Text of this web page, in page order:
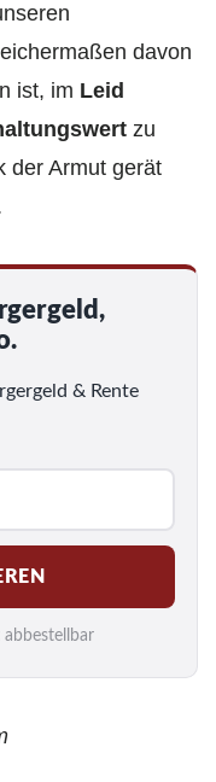
davon
ist, im Leid
zu
der Armut gerät
& Rente